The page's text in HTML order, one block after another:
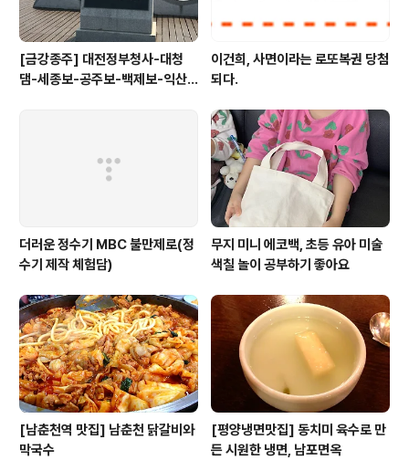
[금강종주] 대전정부청사-대청
댐-세종보-공주보-백제보-익산
이건희, 사면이라는 로또복권 당첨
되다.
더러운 정수기 MBC 불만제로(정
수기 제작 체험담)
무지 미니 에코백, 초등 유아 미술
색칠 놀이 공부하기 좋아요
[남춘천역 맛집] 남춘천 닭갈비와
막국수
[평양냉면맛집] 동치미 육수로 만
든 시원한 냉면, 남포면옥